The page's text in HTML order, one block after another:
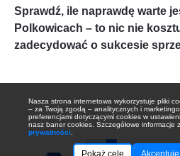
Nasza strona internetowa wykorzystuje pliki
– za Twoją zgodą – analitycznych i
preferencjami dotyczącymi cookies w
nasz baner cookies. Szczegółowe informacje
prywatności
Pokaż cele Akceptuję
Sprawdź, ile naprawdę warte
Polkowicach – to nic nie
zadecydować o sukcesie